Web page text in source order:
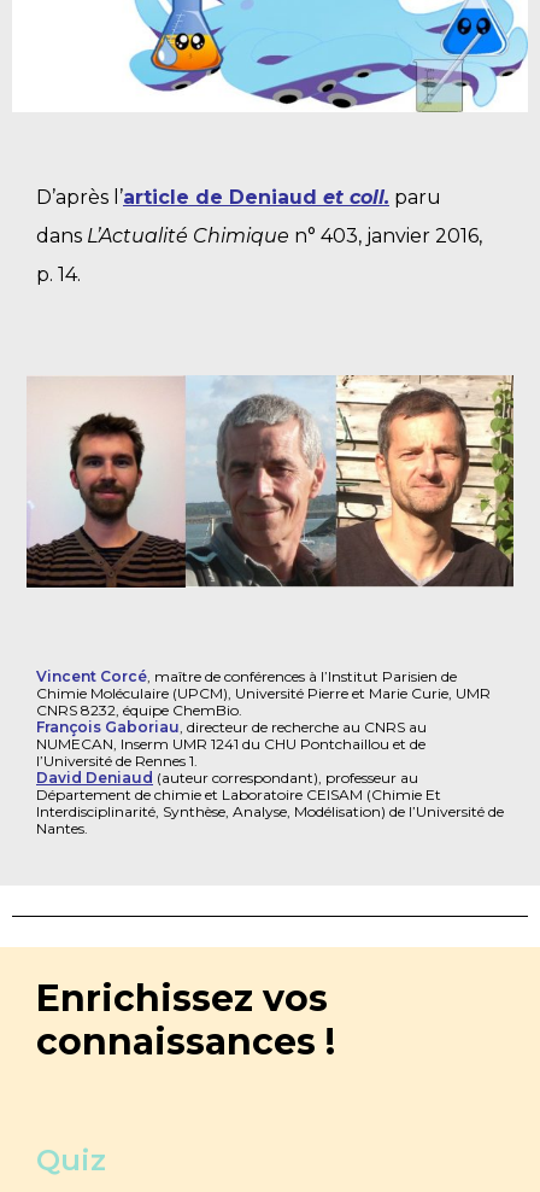
D’après l’article de Deniaud et coll. paru
dans L’Actualité Chimique n° 403, janvier 2016,
p. 14.
Vincent Corcé, maître de conférences à l’Institut Parisien de
Chimie Moléculaire (UPCM), Université Pierre et Marie Curie, UMR
CNRS 8232, équipe ChemBio.
François Gaboriau, directeur de recherche au CNRS au
NUMECAN, Inserm UMR 1241 du CHU Pontchaillou et de
l’Université de Rennes 1.
David Deniaud (auteur correspondant), professeur au
Département de chimie et Laboratoire CEISAM (Chimie Et
Interdisciplinarité, Synthèse, Analyse, Modélisation) de l’Université de
Nantes.
Enrichissez vos
connaissances !
Quiz